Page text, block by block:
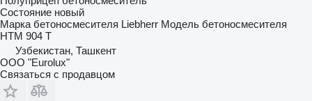
Состояние новый
Марка бетоносмесителя Liebherr Модель бетоносмесителя
HTM 904 T
Узбекистан, Ташкент
ООО "Eurolux"
Связаться с продавцом